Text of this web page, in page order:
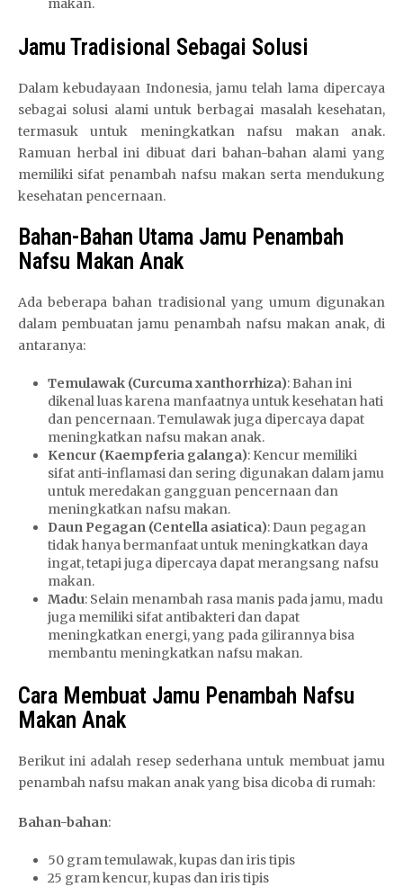
makan.
Jamu Tradisional Sebagai Solusi
Dalam kebudayaan Indonesia, jamu telah lama dipercaya
sebagai solusi alami untuk berbagai masalah kesehatan,
termasuk untuk meningkatkan nafsu makan anak.
Ramuan herbal ini dibuat dari bahan-bahan alami yang
memiliki sifat penambah nafsu makan serta mendukung
kesehatan pencernaan.
Bahan-Bahan Utama Jamu Penambah
Nafsu Makan Anak
Ada beberapa bahan tradisional yang umum digunakan
dalam pembuatan jamu penambah nafsu makan anak, di
antaranya:
Temulawak (Curcuma xanthorrhiza): Bahan ini
dikenal luas karena manfaatnya untuk kesehatan hati
dan pencernaan. Temulawak juga dipercaya dapat
meningkatkan nafsu makan anak.
Kencur (Kaempferia galanga): Kencur memiliki
sifat anti-inflamasi dan sering digunakan dalam jamu
untuk meredakan gangguan pencernaan dan
meningkatkan nafsu makan.
Daun Pegagan (Centella asiatica): Daun pegagan
tidak hanya bermanfaat untuk meningkatkan daya
ingat, tetapi juga dipercaya dapat merangsang nafsu
makan.
Madu: Selain menambah rasa manis pada jamu, madu
juga memiliki sifat antibakteri dan dapat
meningkatkan energi, yang pada gilirannya bisa
membantu meningkatkan nafsu makan.
Cara Membuat Jamu Penambah Nafsu
Makan Anak
Berikut ini adalah resep sederhana untuk membuat jamu
penambah nafsu makan anak yang bisa dicoba di rumah:
Bahan-bahan:
50 gram temulawak, kupas dan iris tipis
25 gram kencur, kupas dan iris tipis